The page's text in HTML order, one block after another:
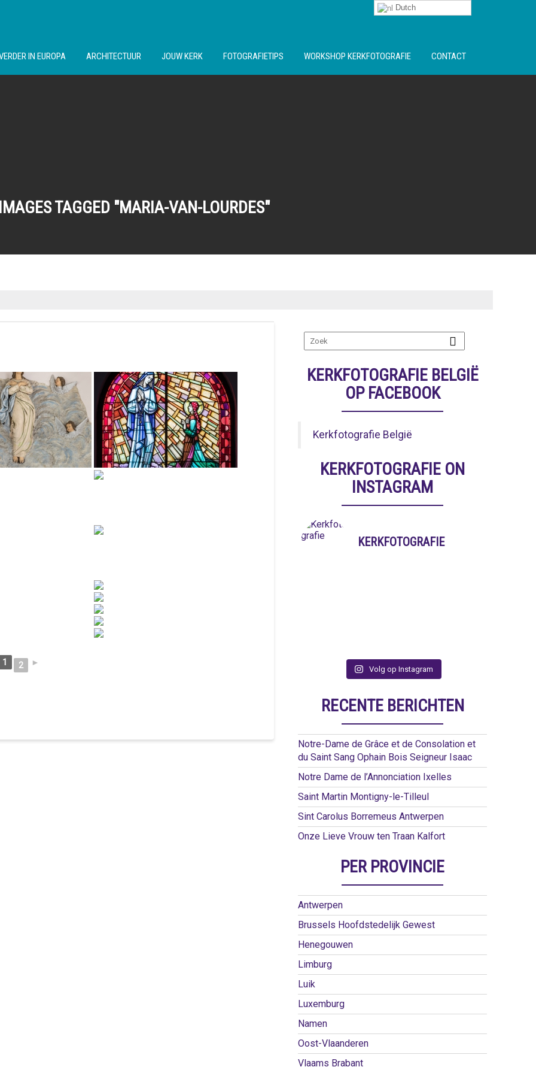
IN EUROPA ARCHITECTUUR JOUW KERK FOTOGRAFIETIPS WORKSHOP KERKFOTOGRAFIE CONTACT
TAGGED "MARIA-VAN-LOURDES"
1 2 ►
KERKFOTOGRAFIE BELGIË
OP FACEBOOK
Kerkfotografie België
KERKFOTOGRAFIE ON
INSTAGRAM
KERKFOTOGRAFIE
Volg op Instagram
RECENTE BERICHTEN
Notre-Dame de Grâce et de Consolation et
du Saint Sang Ophain Bois Seigneur Isaac
Notre Dame de l’Annonciation Ixelles
Saint Martin Montigny-le-Tilleul
Sint Carolus Borremeus Antwerpen
Onze Lieve Vrouw ten Traan Kalfort
PER PROVINCIE
Antwerpen
Brussels Hoofdstedelijk Gewest
Henegouwen
Limburg
Luik
Luxemburg
Namen
Oost-Vlaanderen
Vlaams Brabant
Dutch